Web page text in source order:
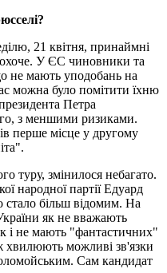
21 квітня, принаймні
У ЄС чиновники та
не мають уподобань на
можна було помітити їхню
Петра
з меншими ризиками.
перше місце у другому
туру, змінилося небагато.
народної партії Едуард
стало більш відомим. На
як не вважають
і не мають "фантастичних"
хвилюють можливі зв'язки
Сам кандидат